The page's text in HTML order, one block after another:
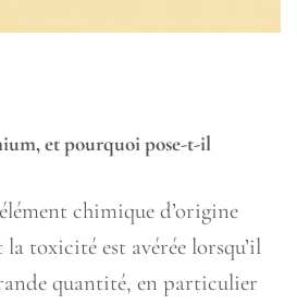
et pourquoi pose-t-il
chimique d’origine
toxicité est avérée lorsqu’il
quantité, en particulier